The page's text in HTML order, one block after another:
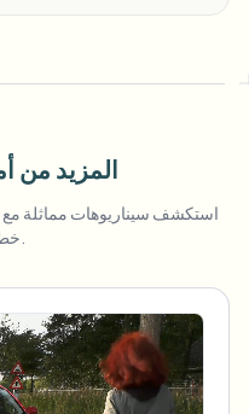
المزيد من
استكشف سيناريوهات مماثلة مع